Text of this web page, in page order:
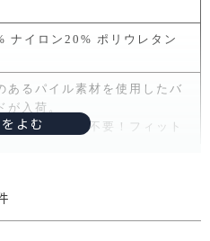
ナイロン20% ポリウレタン
あるパイル素材を使用したバ
が入荷。
でサイズ調節不要！フィット
ん、男性でも締め付け感が無
ーな着け心地。
使える素材感で重宝すること